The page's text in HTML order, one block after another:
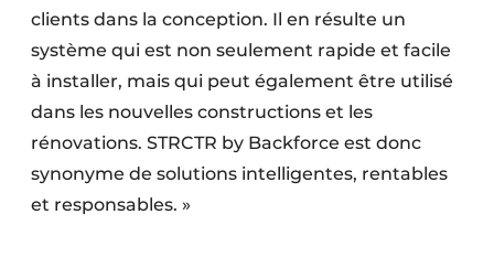
clients dans la conception. Il en résulte un
système qui est non seulement rapide et facile
à installer, mais qui peut également être utilisé
dans les nouvelles constructions et les
rénovations. STRCTR by Backforce est donc
synonyme de solutions intelligentes, rentables
et responsables. »